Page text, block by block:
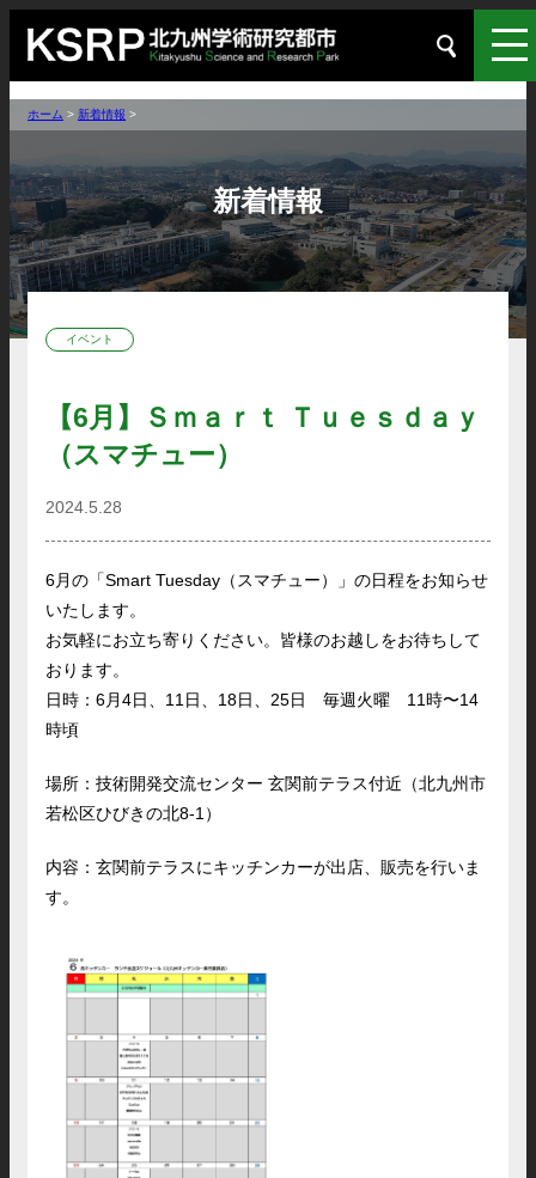
ホーム >新着情報 >
新着情報
イベント
【6月】Ｓｍａｒｔ Ｔｕｅｓｄａｙ
（スマチュー）
2024.5.28
6月の「Smart Tuesday（スマチュー）」の日程をお知らせ
いたします。
お気軽にお立ち寄りください。皆様のお越しをお待ちして
おります。
日時：6月4日、11日、18日、25日 毎週火曜 11時〜14
時頃
場所：技術開発交流センター 玄関前テラス付近（北九州市
若松区ひびきの北8-1）
内容：玄関前テラスにキッチンカーが出店、販売を行いま
す。